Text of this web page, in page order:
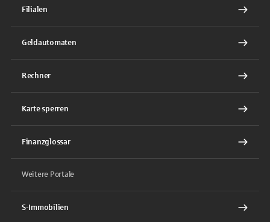
Filialen
Geldautomaten
Rechner
Karte sperren
Finanzglossar
Weitere Portale
S-Immobilien